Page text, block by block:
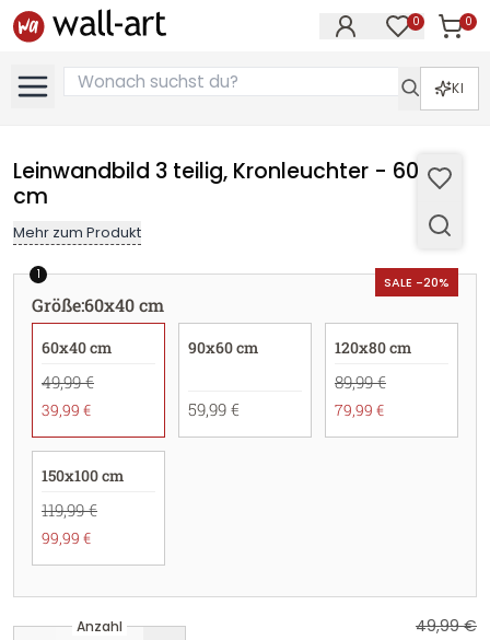
0 0
KI
Leinwandbild 3 teilig, Kronleuchter - 60x40
cm
Mehr zum Produkt
SALE -20%
1
Größe:60x40 cm
60x40 cm
49,99 €
39,99 €
90x60 cm
59,99 €
120x80 cm
89,99 €
79,99 €
150x100 cm
119,99 €
99,99 €
Anzahl 49,99 €